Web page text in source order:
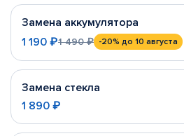
Замена аккумулятора
1 190 ₽1 490 ₽ -20% до 10 августа
Замена стекла
1 890 ₽